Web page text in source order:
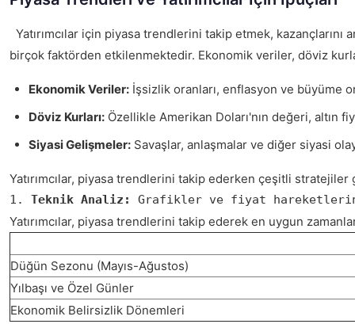
Yatırımcılar için piyasa trendlerini takip etmek,
birçok faktörden etkilenmektedir. Ekonomik veriler, döviz
Ekonomik Veriler: İşsizlik oranları, enflasyon ve büyüme
Döviz Kurları: Özellikle Amerikan Doları'nın değeri, altın
Siyasi Gelişmeler: Savaşlar, anlaşmalar ve diğer siyasi
Yatırımcılar, piyasa trendlerini takip ederken çeşitli
1. Teknik Analiz: Grafikler ve fiyat
Yatırımcılar, piyasa trendlerini takip ederek en uygun
Düğün Sezonu (Mayıs-Ağustos)
Yılbaşı ve Özel Günler
Ekonomik Belirsizlik Dönemleri